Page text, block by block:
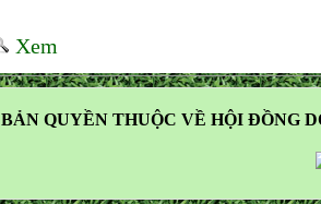
Xem
BẢN QUYỀN THUỘC VỀ HỘI ĐỒNG